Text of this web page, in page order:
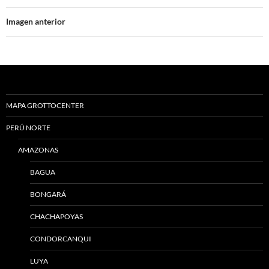
Imagen anterior
MAPA GROTTOCENTER
PERÚ NORTE
AMAZONAS
BAGUA
BONGARÁ
CHACHAPOYAS
CONDORCANQUI
LUYA